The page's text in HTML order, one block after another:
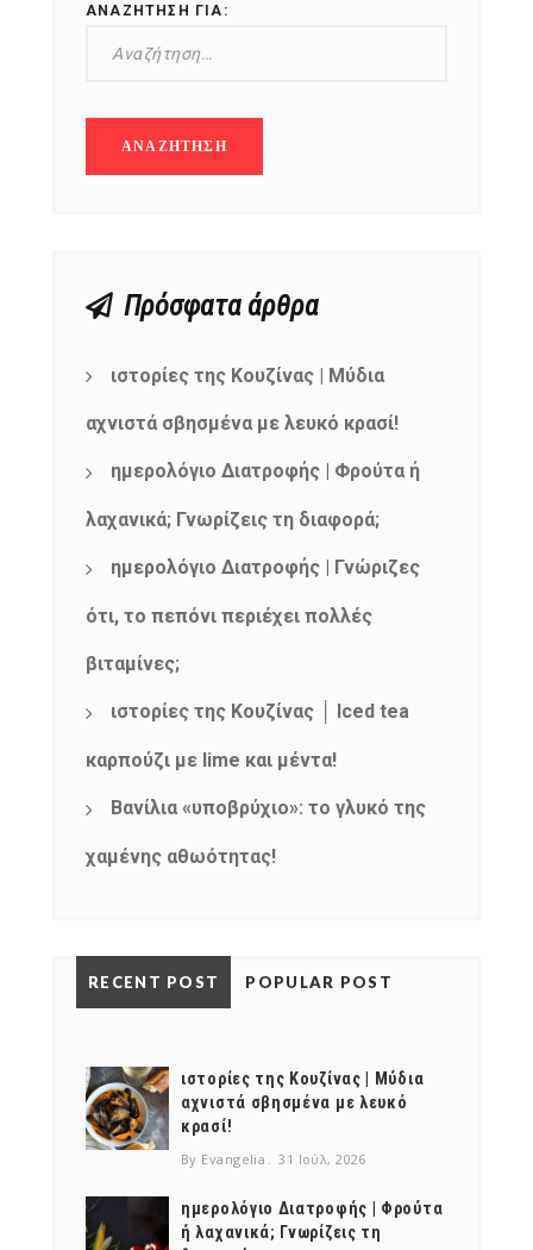
ΑΝΑΖΉΤΗΣΗ ΓΙΑ:
Πρόσφατα άρθρα
ιστορίες της Κουζίνας | Μύδια
αχνιστά σβησμένα με λευκό κρασί!
ημερολόγιο Διατροφής | Φρούτα ή
λαχανικά; Γνωρίζεις τη διαφορά;
ημερολόγιο Διατροφής | Γνώριζες
ότι, το πεπόνι περιέχει πολλές
βιταμίνες;
ιστορίες της Κουζίνας │ Iced tea
καρπούζι με lime και μέντα!
Βανίλια «υποβρύχιο»: το γλυκό της
χαμένης αθωότητας!
RECENT POST POPULAR POST
ιστορίες της Κουζίνας | Μύδια
αχνιστά σβησμένα με λευκό
κρασί!
By Evangelia 31 Ιούλ, 2026
ημερολόγιο Διατροφής | Φρούτα
ή λαχανικά; Γνωρίζεις τη